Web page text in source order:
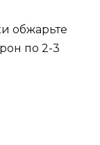
обжарьте
по 2-3